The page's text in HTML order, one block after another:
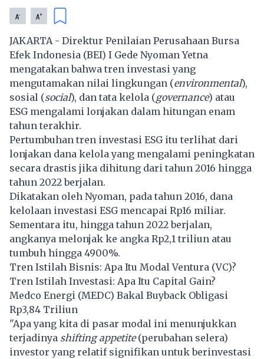
A- A+
JAKARTA - Direktur Penilaian Perusahaan Bursa
Efek Indonesia (BEI) I Gede Nyoman Yetna
mengatakan bahwa tren investasi yang
mengutamakan nilai lingkungan (environmental),
sosial (social), dan tata kelola (governance) atau
ESG mengalami lonjakan dalam hitungan enam
tahun terakhir.
Pertumbuhan tren investasi ESG itu terlihat dari
lonjakan dana kelola yang mengalami peningkatan
secara drastis jika dihitung dari tahun 2016 hingga
tahun 2022 berjalan.
Dikatakan oleh Nyoman, pada tahun 2016, dana
kelolaan investasi ESG mencapai Rp16 miliar.
Sementara itu, hingga tahun 2022 berjalan,
angkanya melonjak ke angka Rp2,1 triliun atau
tumbuh hingga 4900%.
Tren Istilah Bisnis: Apa Itu Modal Ventura (VC)?
Tren Istilah Investasi: Apa Itu Capital Gain?
Medco Energi (MEDC) Bakal Buyback Obligasi
Rp3,84 Triliun
"Apa yang kita di pasar modal ini menunjukkan
terjadinya shifting appetite(perubahan selera)
investor yang relatif signifikan untuk berinvestasi